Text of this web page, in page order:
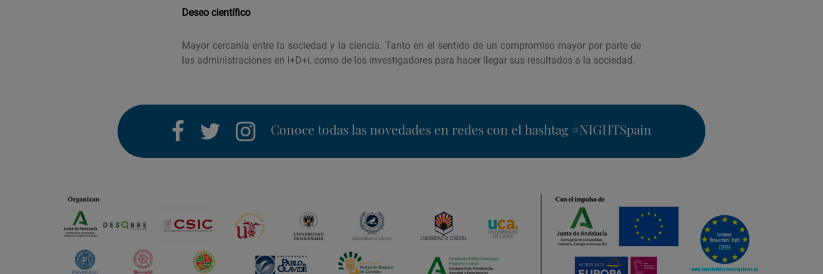
Deseo científico
Mayor cercanía entre la sociedad y la ciencia. Tanto en el sentido de un compromiso mayor por parte de
las administraciones en I+D+i, como de los investigadores para hacer llegar sus resultados a la sociedad.
facebooktwitter instagram
Conoce todas las novedades en redes con el hashtag #NIGHTSpain